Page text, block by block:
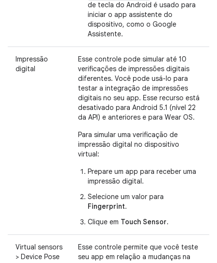
de tecla do Android é usado para
iniciar o app assistente do
dispositivo, como o Google
Assistente.
Impressão
digital
Esse controle pode simular até 10
verificações de impressões digitais
diferentes. Você pode usá-lo para
testar a integração de impressões
digitais no seu app. Esse recurso está
desativado para Android 5.1 (nível 22
da API) e anteriores e para Wear OS.
Para simular uma verificação de
impressão digital no dispositivo
virtual:
Prepare um app para receber uma
impressão digital.
Selecione um valor para
Fingerprint.
Clique em Touch Sensor.
Virtual sensors
> Device Pose
Esse controle permite que você teste
seu app em relação a mudanças na